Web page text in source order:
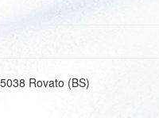
Rovato (BS)